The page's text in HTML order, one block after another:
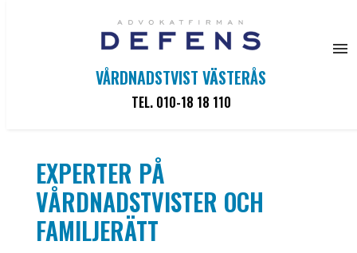
VÅRDNADSTVIST VÄSTERÅS
TEL. 010-18 18 110
Familjerätt
EXPERTER PÅ
VÅRDNADSTVISTER OCH
FAMILJERÄTT